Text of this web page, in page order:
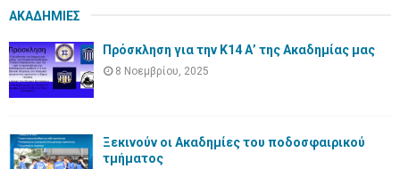
ΑΚΑΔΗΜΙΕΣ
Πρόσκληση για την Κ14 Α’ της Ακαδημίας μας
8 Νοεμβρίου, 2025
Ξεκινούν οι Ακαδημίες του ποδοσφαιρικού
τμήματος